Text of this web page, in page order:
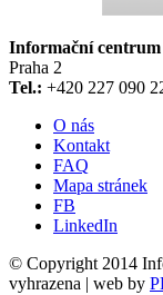
Informační
Praha 2
Tel.: +420 227 090
O nás
Kontakt
FAQ
Mapa stránek
FB
LinkedIn
© Copyright 2014
vyhrazena | web by